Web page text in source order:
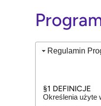
Regulamin
§1 DEFINICJE
Określenia użyte